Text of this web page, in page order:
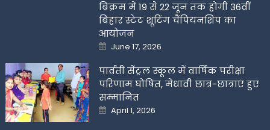
बिक्रम में 19 से 22 जून तक होगी 36वीं
बिहार स्टेट शूटिंग चैंपियनशिप का
आयोजन
Posted
on
June 17, 2026
पार्वती सेंट्रल स्कूल में वार्षिक परीक्षा
परिणाम घोषित, मेधावी छात्र-छात्राएं हुए
सम्मानित
Posted
on
April 1, 2026